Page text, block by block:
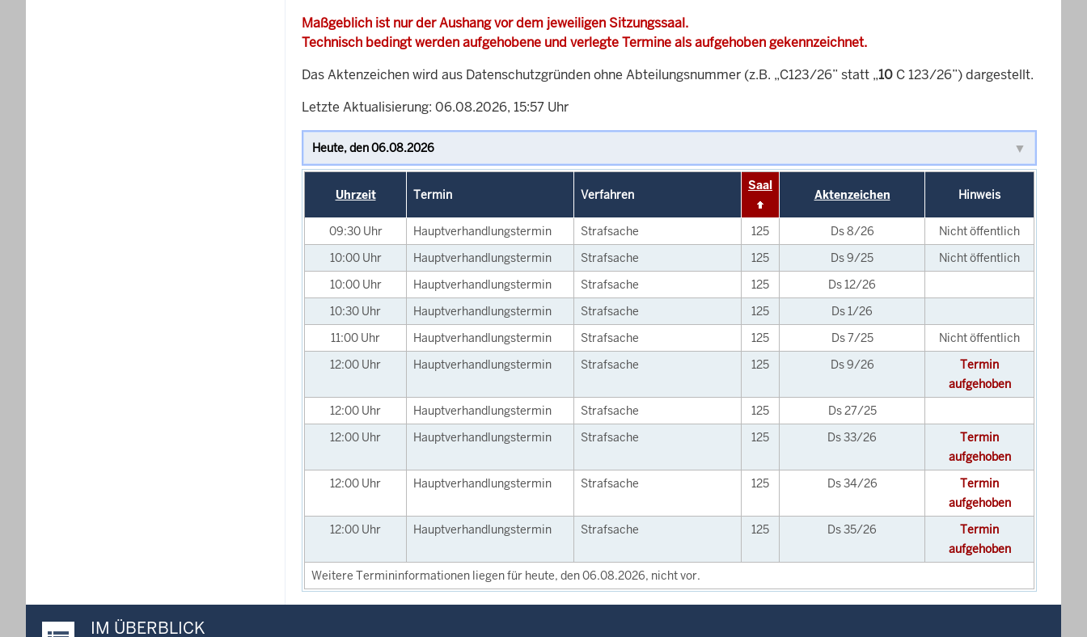
Maßgeblich ist nur der Aushang vor dem jeweiligen Sitzungssaal.
Technisch bedingt werden aufgehobene und verlegte Termine als aufgehoben gekennzeichnet.
Das Aktenzeichen wird aus Datenschutzgründen ohne Abteilungsnummer (z.B. „C123/26” statt „10 C 123/26”) dargestellt.
Letzte Aktualisierung: 06.08.2026, 15:57 Uhr
Uhrzeit Termin Verfahren
Saal
Aktenzeichen Hinweis
09:30 Uhr Hauptverhandlungstermin Strafsache 125 Ds 8/26
Nicht öffentlich
10:00 Uhr Hauptverhandlungstermin Strafsache 125 Ds 9/25
Nicht öffentlich
10:00 Uhr Hauptverhandlungstermin Strafsache 125
Ds 12/26
10:30 Uhr Hauptverhandlungstermin Strafsache 125
Ds 1/26
11:00 Uhr Hauptverhandlungstermin Strafsache 125 Ds 7/25
Nicht öffentlich
12:00 Uhr Hauptverhandlungstermin Strafsache 125 Ds 9/26
Termin
aufgehoben
12:00 Uhr Hauptverhandlungstermin Strafsache 125
Ds 27/25
12:00 Uhr Hauptverhandlungstermin Strafsache 125 Ds 33/26
Termin
aufgehoben
12:00 Uhr Hauptverhandlungstermin Strafsache 125 Ds 34/26
Termin
aufgehoben
12:00 Uhr Hauptverhandlungstermin Strafsache 125 Ds 35/26
Termin
aufgehoben
Weitere Termininformationen liegen für heute, den 06.08.2026, nicht vor.
IM ÜBERBLICK